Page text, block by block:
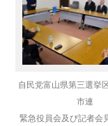
自民党富山県第三選挙
市連
緊急役員会及び記者